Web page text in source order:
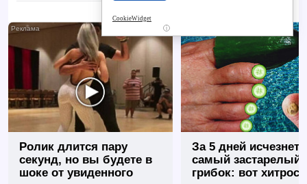
i
Ролик длится пару
секунд, но вы будете в
шоке от увиденного
За 5 дней исчезнет
самый застарелый
грибок: вот
CookieWidget